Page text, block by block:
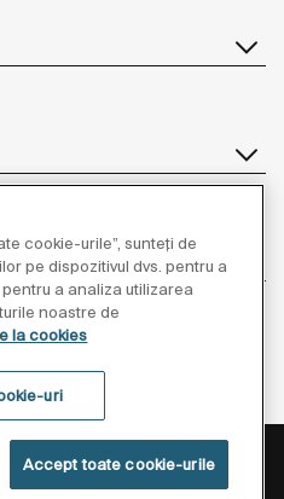
ne găsiți
Informații Legale
cookie-urile”, sunteți de
pe dispozitivul dvs. pentru a
a analiza utilizarea
noastre de
la cookies
uri
Accept toate cookie-urile